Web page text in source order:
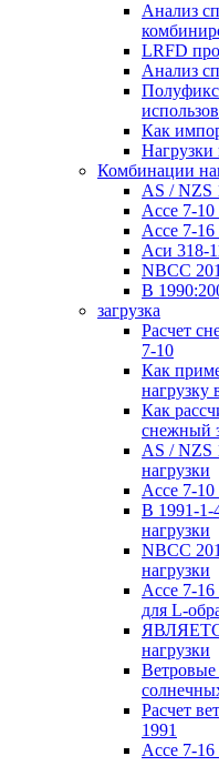
Анализ
LRFD
Анализ
Как
Нагрузки
Комбинации
AS / NZS
Ассе 7-
Ассе 7-
Аси 318-
NBCC
В
загрузка
Расчет
7-10
Как
нагрузку
Как
снежный
AS / NZS
нагрузки
Ассе 7-10
В 1991-1-
нагрузки
NBCC
нагрузки
Ассе 7-16
для L-
нагрузки
Ветровые
Расчет
1991
Ассе 7-16